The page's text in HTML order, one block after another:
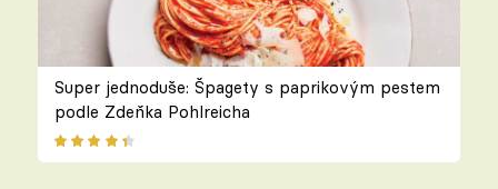
Super jednoduše: Špagety s paprikovým pestem
podle Zdeňka Pohlreicha